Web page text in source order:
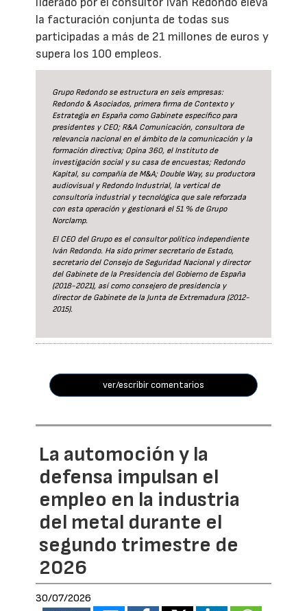
la facturación conjunta de todas sus
participadas a más de 21 millones de euros y
supera los 100 empleos.
Grupo Redondo se estructura en seis empresas:
Redondo & Asociados, primera firma de Contexto y
Estrategia en España como Gabinete específico para
presidentes y CEO; R&A Comunicación, consultora de
relevancia nacional en el ámbito de la comunicación y la
formación directiva; Opina 360, el Instituto de
investigación social y su casa de encuestas; Redondo
Kapital, su compañía de M&A; Double Way, su productora
audiovisual y Redondo Industrial, la vertical de
consultoría industrial y tecnológica que sale reforzada
con esta operación y gestionará el 51 % de Grupo
Norclamp.
El CEO del Grupo es el consultor político independiente
Iván Redondo. Ha sido primer secretario de Estado,
secretario del Consejo de Seguridad Nacional y director
del Gabinete de la Presidencia del Gobierno de España
(2018-2021), así como consejero de presidencia y
director de Gabinete de la Junta de Extremadura (2012-
2015).
ver/escribir comentarios
La automoción y la
defensa impulsan el
empleo en la industria
del metal durante el
segundo trimestre de
2026
30/07/2026